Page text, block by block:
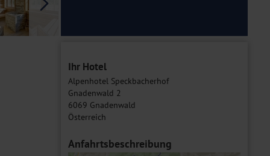
Ihr Hotel
Alpenhotel Speckbacherhof
Gnadenwald 2
6069 Gnadenwald
Österreich
Anfahrtsbeschreibung